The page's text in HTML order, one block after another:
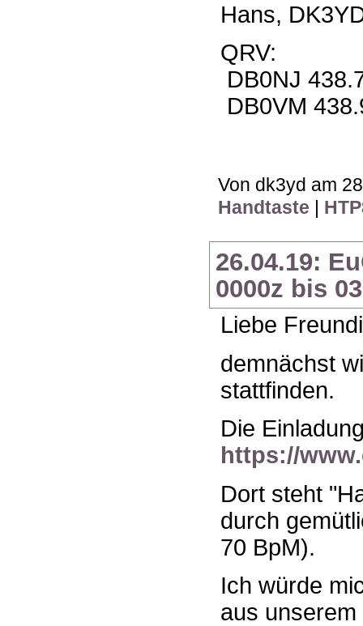
Hans,
QRV:
DB0NJ
DB0VM
Von dk3yd am
Handtaste
26.04.19:
0000z bis
Liebe
demnächst
stattfinden.
Die
https://
Dort steht
durch
70 BpM).
Ich würde
aus